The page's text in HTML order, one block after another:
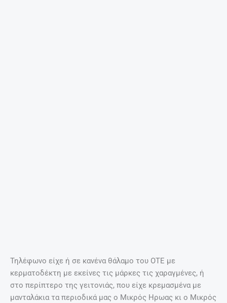
Τηλέφωνο είχε ή σε κανένα θάλαμο του ΟΤΕ με
κερματοδέκτη με εκείνες τις μάρκες τις χαραγμένες, ή
στο περίπτερο της γειτονιάς, που είχε κρεμασμένα με
μανταλάκια τα περιοδικά μας ο Μικρός Ηρωας κι ο Μικρός